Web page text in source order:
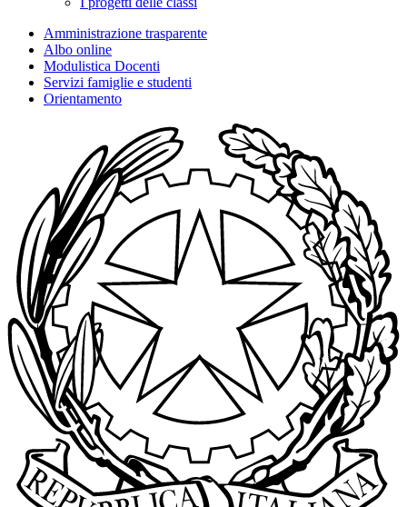
Amministrazione trasparente
Albo online
Modulistica Docenti
Servizi famiglie e studenti
Orientamento